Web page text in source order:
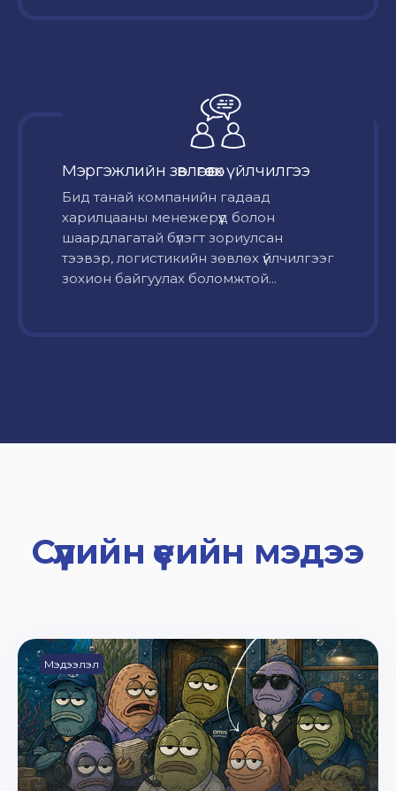
Мэргэжлийн зөвлөгөө өгөх үйлчилгээ
Бид танай компанийн гадаад
харилцааны менежерүүд болон
шаардлагатай бүлэгт зориулсан
тээвэр, логистикийн зөвлөх үйлчилгээг
зохион байгуулах боломжтой...
Сүүлийн үеийн мэдээ
Мэдээлэл